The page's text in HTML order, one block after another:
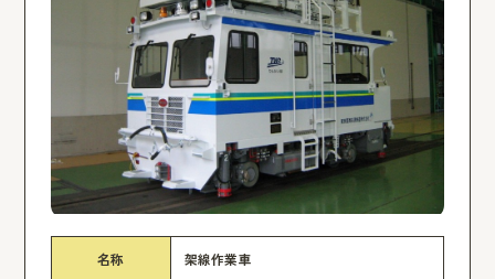
名称 架線作業車